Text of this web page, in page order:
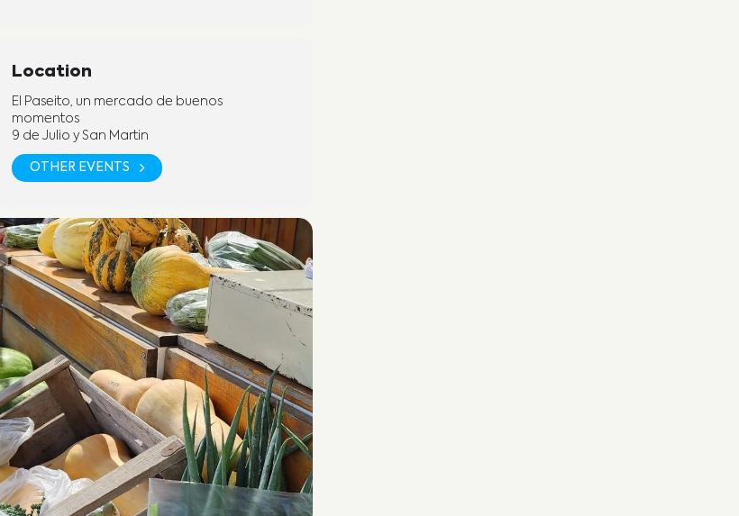
Location
El Paseito, un mercado de buenos
momentos
9 de Julio y San Martin
OTHER EVENTS